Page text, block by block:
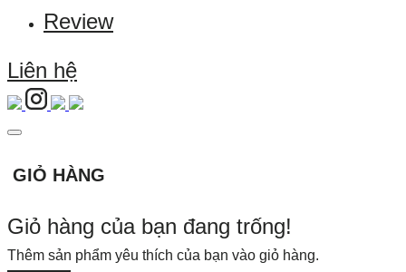
Review
Liên hệ
GIỎ HÀNG
Giỏ hàng của bạn đang trống!
Thêm sản phẩm yêu thích của bạn vào giỏ hàng.